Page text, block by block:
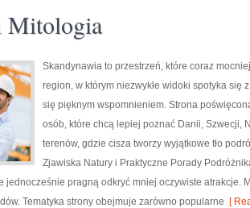
Mitologia
Skandynawia to przestrzeń, które coraz
region, w którym niezwykłe widoki spotyka się
się pięknym wspomnieniem. Strona
osób, które chcą lepiej poznać Danii, Szwecji,
terenów, gdzie cisza tworzy wyjątkowe tło
Zjawiska Natury i Praktyczne Porady
jednocześnie pragną odkryć mniej oczywiste atrakcje.
Tematyka strony obejmuje zarówno popularne [